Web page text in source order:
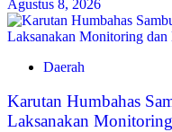
Agustus 8, 2026
Daerah
Karutan Humbahas
Laksanakan